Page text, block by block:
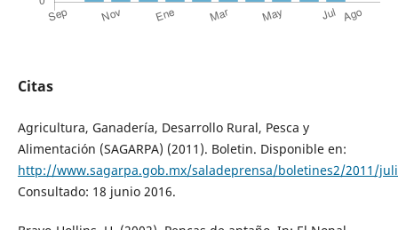
Citas
Agricultura, Ganadería, Desarrollo Rural, Pesca y
Alimentación (SAGARPA) (2011). Boletin. Disponible en:
http://www.sagarpa.gob.mx/saladeprensa/boletines2/2011/
Consultado: 18 junio 2016.